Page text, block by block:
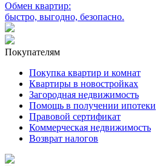
Обмен квартир:
быстро, выгодно, безопасно.
Покупателям
Покупка квартир и комнат
Квартиры в новостройках
Загородная недвижимость
Помощь в получении ипотеки
Правовой сертификат
Коммерческая недвижимость
Возврат налогов